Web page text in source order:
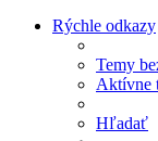
Rýchle odkazy
Temy
Aktívne
Hľadať